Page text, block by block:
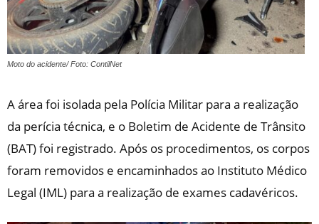
Moto do acidente/ Foto: ContilNet
A área foi isolada pela Polícia Militar para a realização
da perícia técnica, e o Boletim de Acidente de Trânsito
(BAT) foi registrado. Após os procedimentos, os corpos
foram removidos e encaminhados ao Instituto Médico
Legal (IML) para a realização de exames cadavéricos.